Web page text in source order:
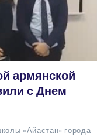
армянской
с Днем
«Айастан» города